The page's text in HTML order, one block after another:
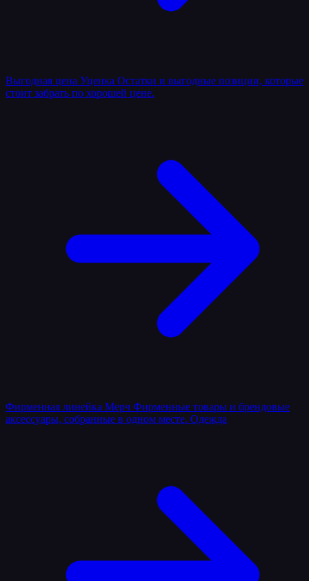
Выгодная цена Уценка Остатки и выгодные позиции, которые
стоит забрать по хорошей цене.
Фирменная линейка Мерч Фирменные товары и брендовые
аксессуары, собранные в одном месте. Одежда